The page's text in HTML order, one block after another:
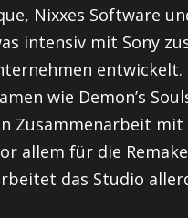
Nixxes Software
intensiv mit Sony
wie Demon’s
Zusammenarbeit
allem für die
das Studio